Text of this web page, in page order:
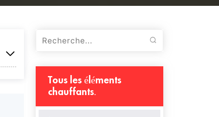
Tous les éléments
chauffants.